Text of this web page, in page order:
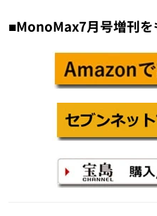
■MonoMax7月号増刊を